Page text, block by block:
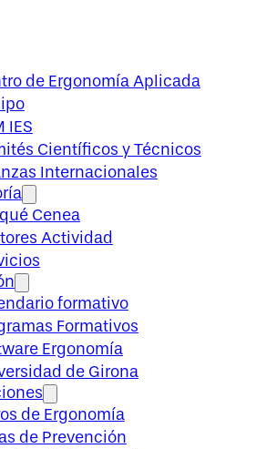
de Ergonomía Aplicada
IES
Científicos y Técnicos
Internacionales
Cenea
Actividad
formativo
Formativos
Ergonomía
de Girona
de Ergonomía
de Prevención